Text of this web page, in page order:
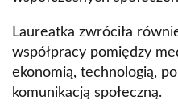
Laureatka zwróciła
współpracy pomiędzy
ekonomią, technologią,
komunikacją społeczną.